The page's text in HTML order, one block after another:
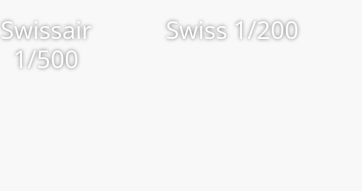
Swissair
1/500
Swiss 1/200